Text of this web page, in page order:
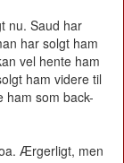
nu. Saud har
har solgt ham
vel hente ham
ham videre til
ham som back-
Ærgerligt, men